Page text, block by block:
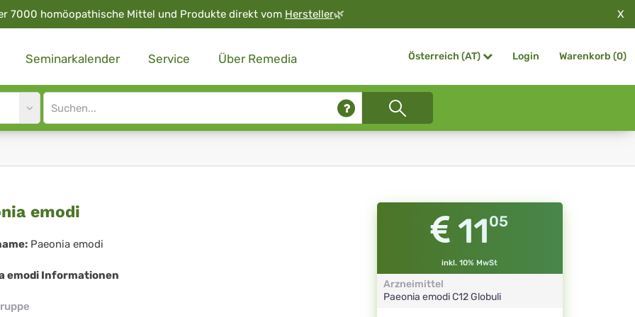
7000 homöopathische Mittel und Produkte direkt vom Hersteller🌿 X
Seminarkalender Service Über Remedia Österreich (AT) Login Warenkorb (0)
Site
search
emodi
Paeonia emodi
emodi Informationen
1105
inkl. 10% MwSt
Arzneimittel
Paeonia emodiC12 Globuli